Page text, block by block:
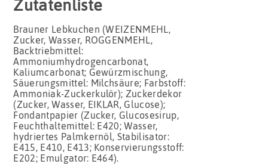
Zutatenliste
Brauner Lebkuchen (WEIZENMEHL,
Zucker, Wasser, ROGGENMEHL,
Backtriebmittel:
Ammoniumhydrogencarbonat,
Kaliumcarbonat; Gewürzmischung,
Säuerungsmittel: Milchsäure; Farbstoff:
Ammoniak-Zuckerkulör); Zuckerdekor
(Zucker, Wasser, EIKLAR, Glucose);
Fondantpapier (Zucker, Glucosesirup,
Feuchthaltemittel: E420; Wasser,
hydriertes Palmkernöl, Stabilisator:
E415, E410, E413; Konservierungsstoff:
E202; Emulgator: E464).